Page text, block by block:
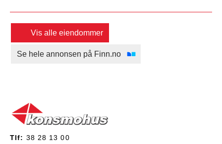
Vis alle eiendommer
Se hele annonsen på Finn.no
Tlf: 38 28 13 00